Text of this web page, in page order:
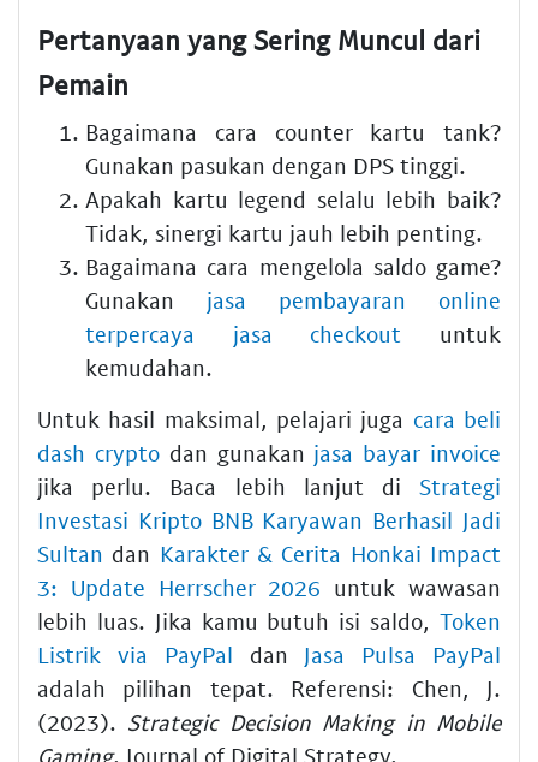
Pertanyaan yang Sering Muncul dari
Pemain
Bagaimana cara counter kartu tank?
Gunakan pasukan dengan DPS tinggi.
Apakah kartu legend selalu lebih baik?
Tidak, sinergi kartu jauh lebih penting.
Bagaimana cara mengelola saldo game?
Gunakan jasa pembayaran online
terpercaya jasa checkout untuk
kemudahan.
Untuk hasil maksimal, pelajari juga cara beli
dash cryptodan gunakan jasa bayar invoice
jika perlu. Baca lebih lanjut di Strategi
Investasi Kripto BNB Karyawan Berhasil Jadi
Sultan dan Karakter & Cerita Honkai Impact
3: Update Herrscher 2026 untuk wawasan
lebih luas. Jika kamu butuh isi saldo, Token
Listrik via PayPal dan Jasa Pulsa PayPal
adalah pilihan tepat. Referensi: Chen, J.
(2023). Strategic Decision Making in Mobile
Gaming. Journal of Digital Strategy.